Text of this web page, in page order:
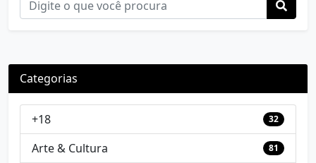
Categorias
+18 32
Arte & Cultura 81